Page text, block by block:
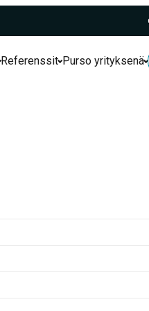
Referenssit Purso yrityksenä